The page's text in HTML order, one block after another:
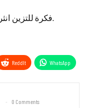
ReddIt WhatsApp
0 Comments